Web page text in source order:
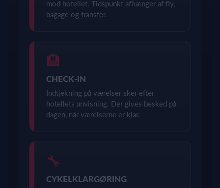
mod hotellet. Tidspunkt afhænger af fly,
bagage og transfer.
🏨
CHECK-IN
Indtjekning på værelser sker efter
hotellets anvisning. Der gives besked på
dagen, når værelserne er klar.
🔧
CYKELKLARGØRING